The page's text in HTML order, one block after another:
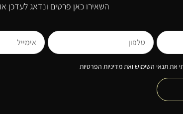
השאירו כאן פרטים ונדאג לעדכן
תנאי השימוש ואת מדיניות הפרטיות